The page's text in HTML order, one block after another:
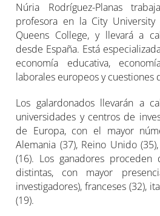
Núria Rodríguez-Planas
profesora en la City University
Queens College, y llevará a
desde España. Está
economía educativa,
laborales europeos y cuestiones
Los galardonados llevarán a
universidades y centros de
de Europa, con el mayor
Alemania (37), Reino Unido
(16). Los ganadores proceden
distintas, con mayor
investigadores), franceses (32),
(19).